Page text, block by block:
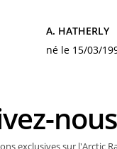
A. HATHERLY
né le 15/03/
nous
exclusives sur l'Arctic